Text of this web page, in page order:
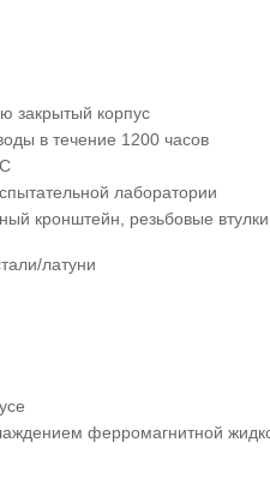
закрытый корпус
в течение 1200 часов
лаборатории
кронштейн, резьбовые
латуни
ферромагнитной